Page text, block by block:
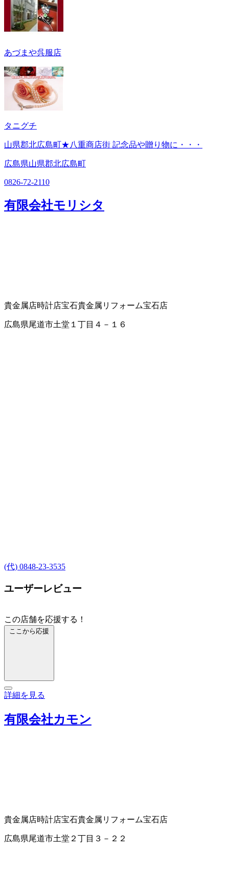
あづまや呉服店
タニグチ
山県郡北広島町★八重商店街 記念品や贈り物に・・・
広島県山県郡北広島町
0826-72-2110
有限会社モリシタ
貴金属店時計店宝石貴金属リフォーム宝石店
広島県尾道市土堂１丁目４－１６
(代) 0848-23-3535
ユーザーレビュー
この店舗を応援する！
ここから応援
詳細を見る
有限会社カモン
貴金属店時計店宝石貴金属リフォーム宝石店
広島県尾道市土堂２丁目３－２２